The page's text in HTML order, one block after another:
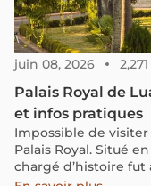
juin 08, 2026
Palais Royal de
et infos pratiques
Impossible de visiter
Palais Royal. Situé
chargé d’histoire